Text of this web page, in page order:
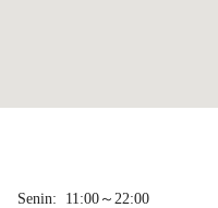
Senin: 11:00～22:00